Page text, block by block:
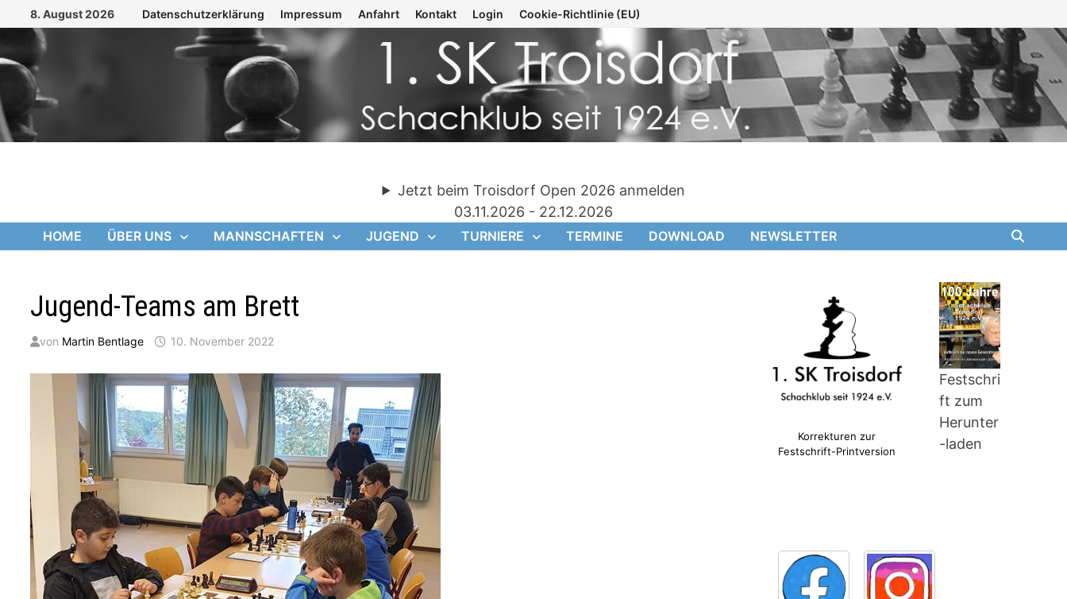
Inhalt
springen
8. August 2026 Datenschutzerklärung Impressum Anfahrt Kontakt Login Cookie-Richtlinie (EU)
Jetzt beim Troisdorf Open 2026 anmelden
03.11.2026 - 22.12.2026
HOME ÜBER UNS MANNSCHAFTEN JUGEND TURNIERE TERMINE DOWNLOAD NEWSLETTER
Jugend-Teams am Brett
von Martin Bentlage 10. November 2022
Korrekturen zur
Festschrift-Printversion
Festschri
ft zum
Herunter
-laden